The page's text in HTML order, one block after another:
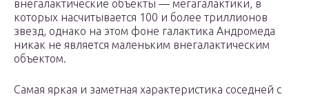
внегалактические объекты — мегагалактики, в
которых насчитывается 100 и более триллионов
звезд, однако на этом фоне галактика Андромеда
никак не является маленьким внегалактическим
объектом.
Самая яркая и заметная характеристика соседней с